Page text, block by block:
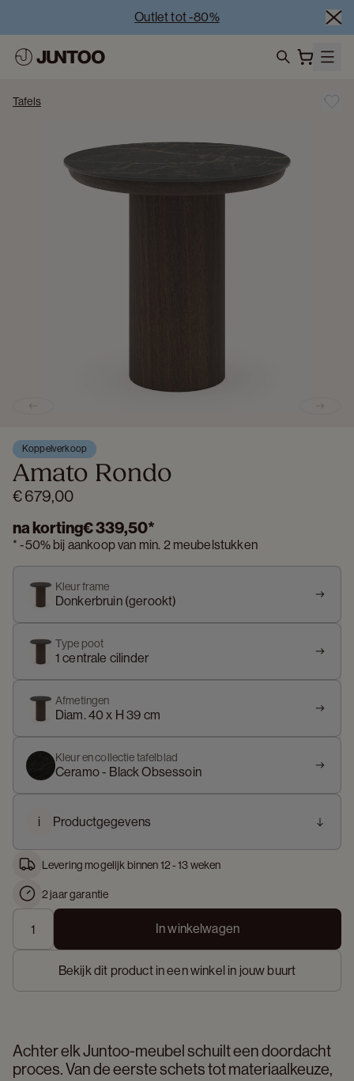
Outlet tot -80%
Uitverkoop van showroommodellen – Bezoek onze
Koppelverkoop -50% bij aankoop van minstens 2
Tafels
Koppelverkoop
Amato Rondo
€ 679,00
na korting€ 339,50*
*-50% bij aankoop van min. 2 meubelstukken
Kleur frame
Donkerbruin (gerookt)
Type poot
1 centrale cilinder
Afmetingen
Diam. 40 x H 39 cm
Kleur en collectie tafelblad
Ceramo - Black Obsessoin
i Productgegevens
Levering mogelijk binnen 12 - 13 weken
2 jaar garantie
In winkelwagen
Bekijk dit product in een winkel in jouw buurt
Achter elk Juntoo-meubel schuilt een doordacht
proces. Van de eerste schets tot materiaalkeuze,